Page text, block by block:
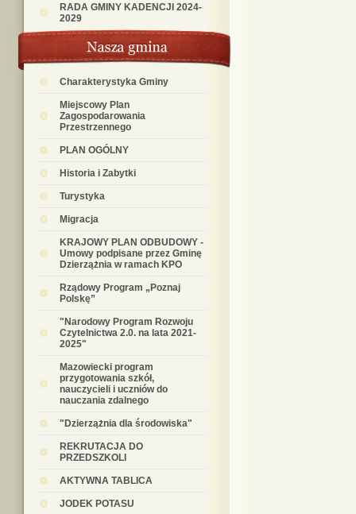
RADA GMINY KADENCJI 2024-
2029
Charakterystyka Gminy
Miejscowy Plan
Zagospodarowania
Przestrzennego
PLAN OGÓLNY
Historia i Zabytki
Turystyka
Migracja
KRAJOWY PLAN ODBUDOWY -
Umowy podpisane przez Gminę
Dzierzążnia w ramach KPO
Rządowy Program „Poznaj
Polskę”
"Narodowy Program Rozwoju
Czytelnictwa 2.0. na lata 2021-
2025"
Mazowiecki program
przygotowania szkół,
nauczycieli i uczniów do
nauczania zdalnego
"Dzierzążnia dla środowiska"
REKRUTACJA DO
PRZEDSZKOLI
AKTYWNA TABLICA
JODEK POTASU